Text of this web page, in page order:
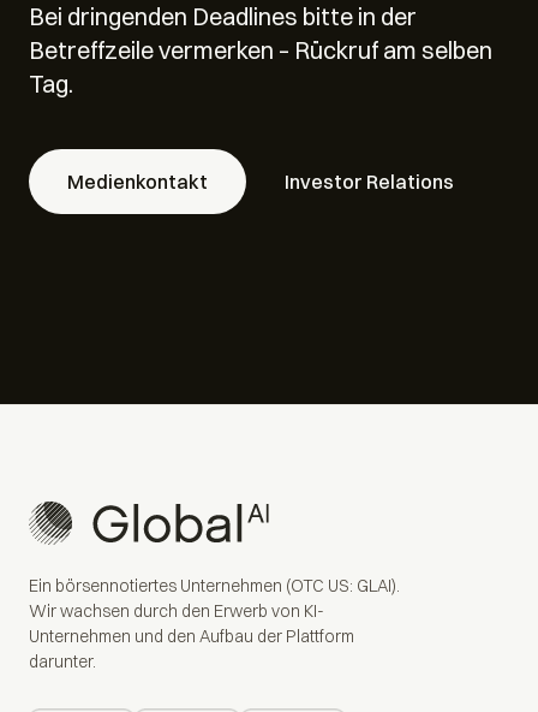
Bei dringenden Deadlines bitte in der
Betreffzeile vermerken – Rückruf am selben
Tag.
Medienkontakt Investor Relations
Ein börsennotiertes Unternehmen (OTC US: GLAI).
Wir wachsen durch den Erwerb von KI-
Unternehmen und den Aufbau der Plattform
darunter.